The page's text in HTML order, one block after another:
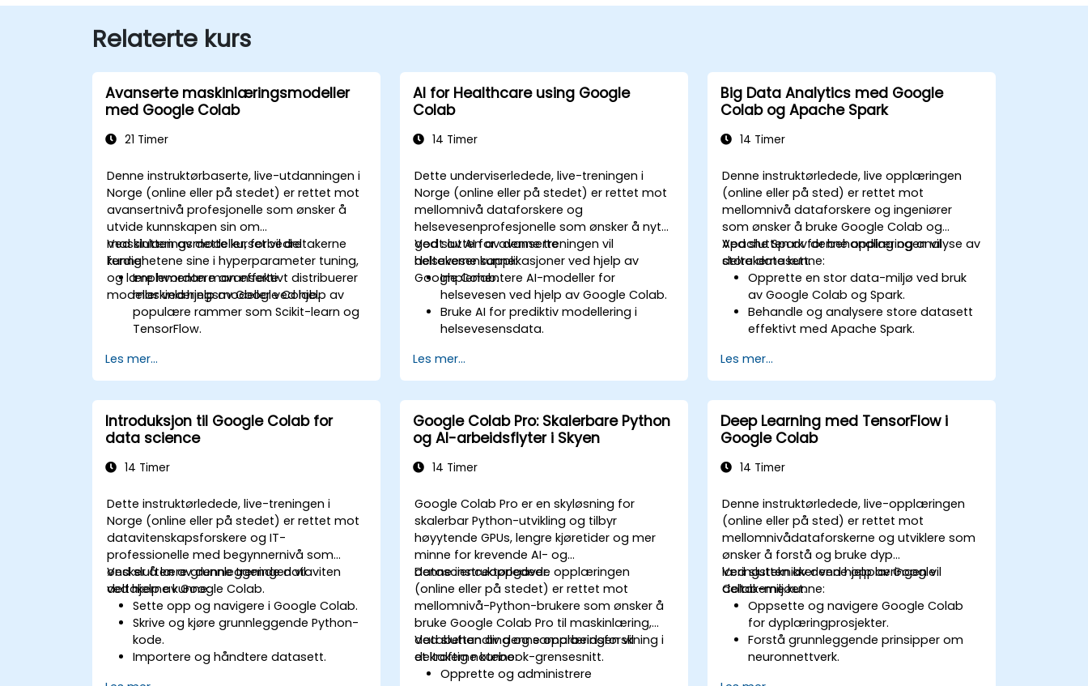
Relaterte kurs
Avanserte maskinlæringsmodeller
med Google Colab
21 Timer
Denne instruktørbaserte, live-utdanningen i
Norge (online eller på stedet) er rettet mot
avansertnivå profesjonelle som ønsker å
utvide kunnskapen sin om
maskinlæringsmodeller, forbedre
ferdighetene sine i hyperparameter tuning,
og lære hvordan man effektivt distribuerer
modeller ved hjelp av Google Colab.
Ved slutten av dette kurset vil deltakerne
kunne:
Implementere avanserte
maskinlæringsmodeller ved hjelp av
populære rammer som Scikit-learn og
TensorFlow.
gjennom hyperparameter tuning.
Distribuere maskinlæringsmodeller i
virkelige applikasjoner ved hjelp av
Google Colab.
Samarbeide og administrere store
skala maskinlæringsprosjekter i Google
Colab.
Les mer...
AI for Healthcare using Google
Colab
14 Timer
Dette underviserledede, live-treningen i
Norge (online eller på stedet) er rettet mot
mellomnivå dataforskere og
helsevesenprofesjonelle som ønsker å nyte
godt av AI for avanserte
helsevesensapplikasjoner ved hjelp av
Google Colab.
Ved slutten av denne treningen vil
deltakerne kunne:
Implementere AI-modeller for
helsevesen ved hjelp av Google Colab.
Bruke AI for prediktiv modellering i
helsevesensdata.
av AI-drevne teknikker.
Utforske etiske overvegelser i AI-
baserte helsevesensløsninger.
Les mer...
Big Data Analytics med Google
Colab og Apache Spark
14 Timer
Denne instruktørledede, live opplæringen
(online eller på sted) er rettet mot
mellomnivå dataforskere og ingeniører
som ønsker å bruke Google Colab og
Apache Spark for behandling og analyse av
store datasett.
Ved slutten av denne opplæringen vil
deltakerne kunne:
Opprette en stor data-miljø ved bruk
av Google Colab og Spark.
Behandle og analysere store datasett
effektivt med Apache Spark.
samarbeidsmiljø.
Integrere Apache Spark med
skyløsninger.
Les mer...
Introduksjon til Google Colab for
data science
14 Timer
Dette instruktørledede, live-treningen i
Norge (online eller på stedet) er rettet mot
datavitenskapsforskere og IT-
professionelle med begynnernivå som
ønsker å lære grunnleggende dataviten
ved hjelp av Google Colab.
Ved slutten av denne treningen vil
deltakerne kunne:
Sette opp og navigere i Google Colab.
Skrive og kjøre grunnleggende Python-
kode.
Importere og håndtere datasett.
Google Colab Pro: Skalerbare Python
og AI-arbeidsflyter i Skyen
14 Timer
Google Colab Pro er en skyløsning for
skalerbar Python-utvikling og tilbyr
høyytende GPUs, lengre kjøretider og mer
minne for krevende AI- og
datascienceoppgaver.
Denne instruktørledede opplæringen
(online eller på stedet) er rettet mot
mellomnivå-Python-brukere som ønsker å
bruke Google Colab Pro til maskinlæring,
databehandling og samarbeidsforskning i
et kraftig notebook-grensesnitt.
Ved slutten av denne opplæringen vil
deltakerne kunne:
Opprette og administrere
Deep Learning med TensorFlow i
Google Colab
14 Timer
Denne instruktørledede, live-opplæringen
(online eller på sted) er rettet mot
mellomnivådataforskerne og utviklere som
ønsker å forstå og bruke dyp
læringsteknikker ved hjelp av Google
Colab-miljøet.
Ved slutten av denne opplæringen vil
deltakerne kunne:
Oppsette og navigere Google Colab
for dyplæringprosjekter.
Forstå grunnleggende prinsipper om
neuronnettverk.